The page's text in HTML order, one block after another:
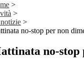
>
>
>
no-stop per non
no-stop